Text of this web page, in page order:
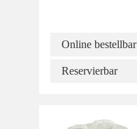
Online bestellbar
Reservierbar